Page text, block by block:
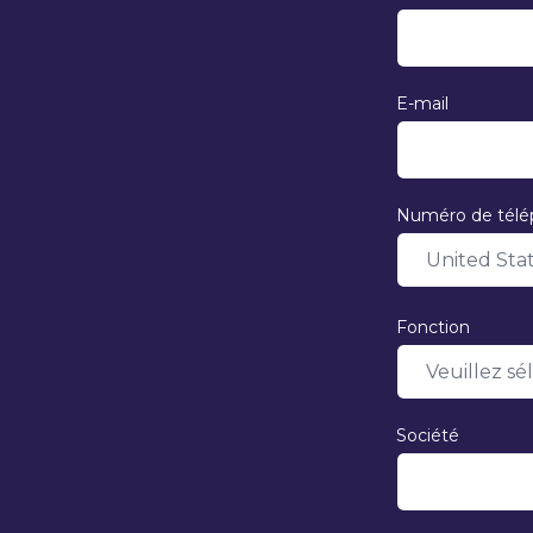
E-mail
Numéro de
Fonction
Société